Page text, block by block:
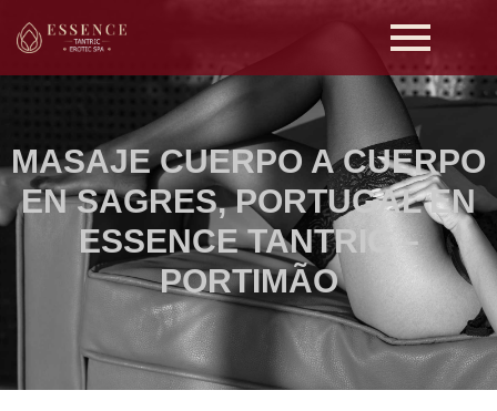
MASAJE CUERPO A CUERPO
EN SAGRES, PORTUGAL EN
ESSENCE TANTRIC –
PORTIMÃO